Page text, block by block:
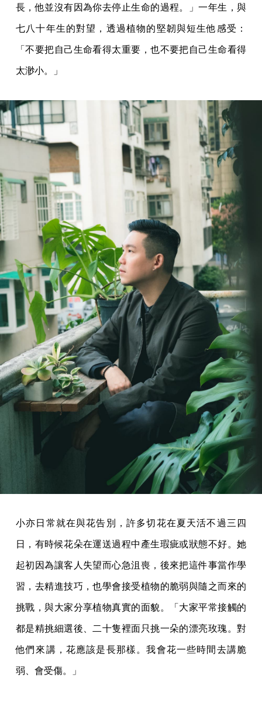
長，他並沒有因為你去停止生命的過程。」一年生，與
七八十年生的對望，透過植物的堅韌與短生他感受：
「不要把自己生命看得太重要，也不要把自己生命看得
太渺小。」
小亦日常就在與花告別，許多切花在夏天活不過三四
日，有時候花朵在運送過程中產生瑕疵或狀態不好。她
起初因為讓客人失望而心急沮喪，後來把這件事當作學
習，去精進技巧，也學會接受植物的脆弱與隨之而來的
挑戰，與大家分享植物真實的面貌。「大家平常接觸的
都是精挑細選後、二十隻裡面只挑一朵的漂亮玫瑰。對
他們來講，花應該是長那樣。我會花一些時間去講脆
弱、會受傷。」